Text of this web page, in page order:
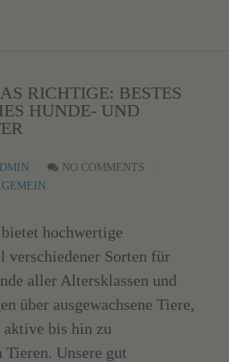
RICHTIGE: BESTES
HUNDE- UND
NO COMMENTS
hochwertige
Sorten für
aller Altersklassen und
über ausgewachsene Tiere,
bis hin zu
Unsere gut